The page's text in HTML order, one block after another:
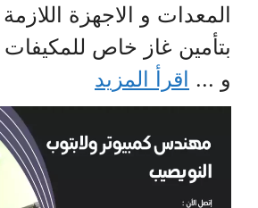
المعدات و الاجهزة
بتأمين غاز خاص للمكيفات
و ... اقرأ المزيد